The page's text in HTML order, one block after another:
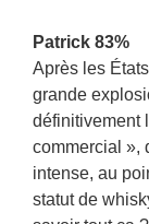
Patrick 83%
Après les
grande
définitivement
commercial »,
intense, au
statut de